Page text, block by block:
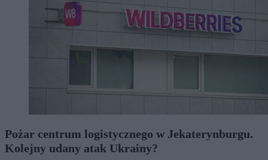
Pożar centrum logistycznego w Jekaterynburgu.
Kolejny udany atak Ukrainy?